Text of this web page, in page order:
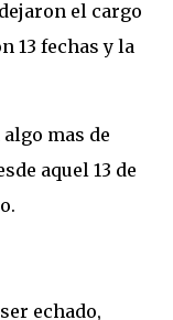
el cargo
13 fechas y la
mas de
aquel 13 de
echado,